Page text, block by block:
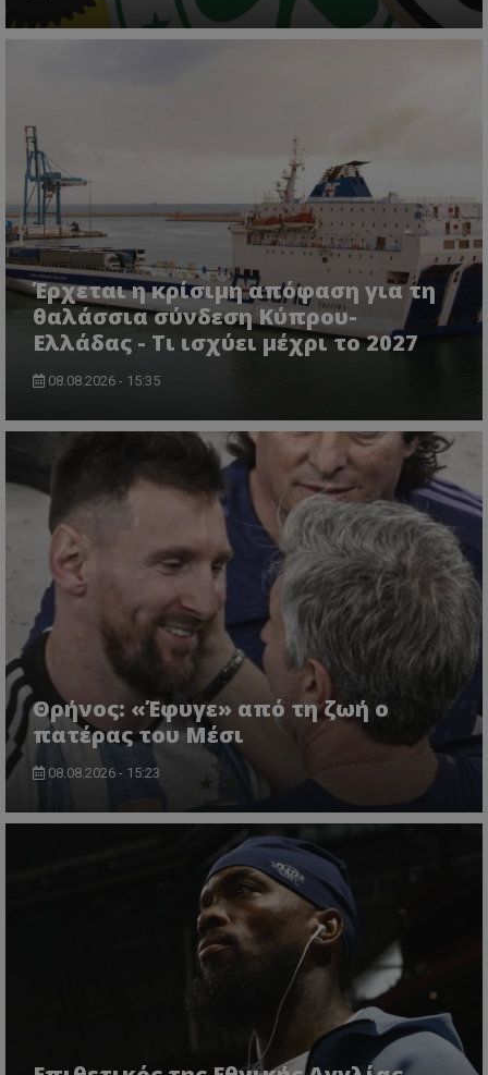
Έρχεται η κρίσιμη απόφαση για τη
θαλάσσια σύνδεση Κύπρου-
Ελλάδας - Τι ισχύει μέχρι το 2027
08.08.2026 - 15:35
Θρήνος: «Έφυγε» από τη ζωή ο
πατέρας του Μέσι
08.08.2026 - 15:23